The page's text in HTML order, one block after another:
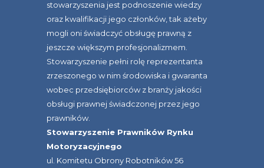
stowarzyszenia jest podnoszenie wiedzy
oraz kwalifikacji jego członków, tak ażeby
mogli oni świadczyć obsługę prawną z
jeszcze większym profesjonalizmem.
Stowarzyszenie pełni rolę reprezentanta
zrzeszonego w nim środowiska i gwaranta
wobec przedsiębiorców z branży jakości
obsługi prawnej świadczonej przez jego
prawników.
Stowarzyszenie Prawników Rynku
Motoryzacyjnego
ul. Komitetu Obrony Robotników 56